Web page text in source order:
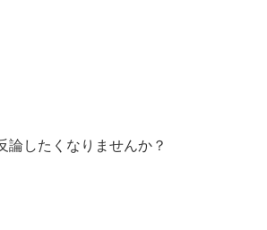
論したくなりませんか？